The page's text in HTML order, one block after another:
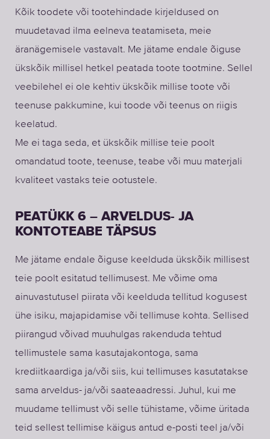
Kõik toodete või tootehindade kirjeldused on
muudetavad ilma eelneva teatamiseta, meie
äranägemisele vastavalt. Me jätame endale õiguse
ükskõik millisel hetkel peatada toote tootmine. Sellel
veebilehel ei ole kehtiv ükskõik millise toote või
teenuse pakkumine, kui toode või teenus on riigis
keelatud.
Me ei taga seda, et ükskõik millise teie poolt
omandatud toote, teenuse, teabe või muu materjali
kvaliteet vastaks teie ootustele.
PEATÜKK 6 – ARVELDUS- JA
KONTOTEABE TÄPSUS
Me jätame endale õiguse keelduda ükskõik millisest
teie poolt esitatud tellimusest. Me võime oma
ainuvastutusel piirata või keelduda tellitud kogusest
ühe isiku, majapidamise või tellimuse kohta. Sellised
piirangud võivad muuhulgas rakenduda tehtud
tellimustele sama kasutajakontoga, sama
krediitkaardiga ja/või siis, kui tellimuses kasutatakse
sama arveldus- ja/või saateaadressi. Juhul, kui me
muudame tellimust või selle tühistame, võime üritada
teid sellest tellimise käigus antud e-posti teel ja/või